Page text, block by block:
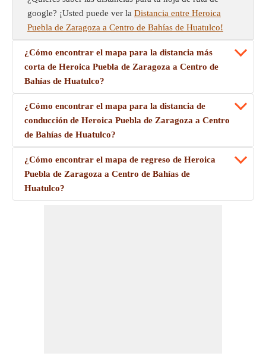
google? ¡Usted puede ver la Distancia entre Heroica
Puebla de Zaragoza a Centro de Bahías de Huatulco!
¿Cómo encontrar el mapa para la distancia más
corta de Heroica Puebla de Zaragoza a Centro de
Bahías de Huatulco?
¿Cómo encontrar el mapa para la distancia de
conducción de Heroica Puebla de Zaragoza a Centro
de Bahías de Huatulco?
¿Cómo encontrar el mapa de regreso de Heroica
Puebla de Zaragoza a Centro de Bahías de
Huatulco?